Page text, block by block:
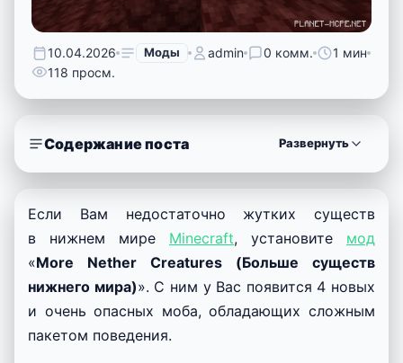
10.04.2026 Моды admin 0 комм.
1 мин
118 просм.
Содержание поста Развернуть
Если Вам недостаточно жутких существ
в нижнем мире Minecraft, установите мод
«More Nether Creatures (Больше существ
нижнего мира)». С ним у Вас появится 4 новых
и очень опасных моба, обладающих сложным
пакетом поведения.